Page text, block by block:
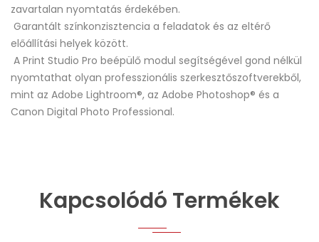
zavartalan nyomtatás érdekében.
Garantált színkonzisztencia a feladatok és az eltérő
előállítási helyek között.
A Print Studio Pro beépülő modul segítségével gond nélkül
nyomtathat olyan professzionális szerkesztőszoftverekből,
mint az Adobe Lightroom®, az Adobe Photoshop® és a
Canon Digital Photo Professional.
Kapcsolódó Termékek